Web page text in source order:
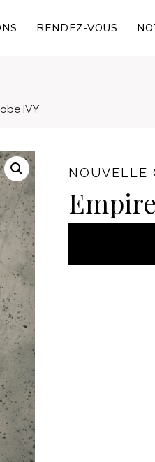
RENDEZ-VOUS
IVY
NOUVELLE